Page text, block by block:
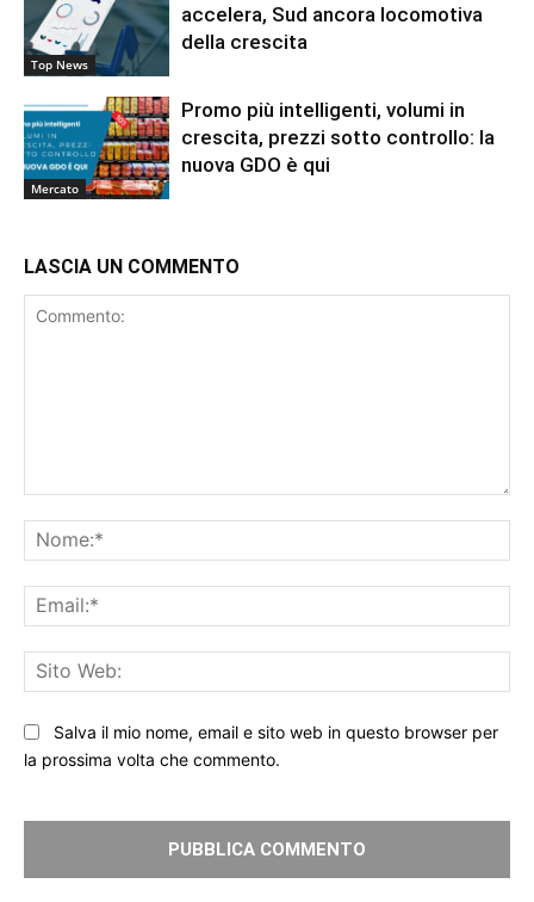
Top News
accelera, Sud ancora locomotiva
della crescita
Mercato
Promo più intelligenti, volumi in
crescita, prezzi sotto controllo: la
nuova GDO è qui
LASCIA UN COMMENTO
Salva il mio nome, email e sito web in questo browser per
la prossima volta che commento.